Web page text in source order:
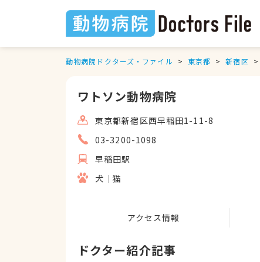
動物病院ドクターズ・ファイル 東京都 新宿区
ワトソン動物病院
東京都新宿区西早稲田1-11-8
03-3200-1098
早稲田駅
犬
猫
アクセス情報
ドクター紹介記事